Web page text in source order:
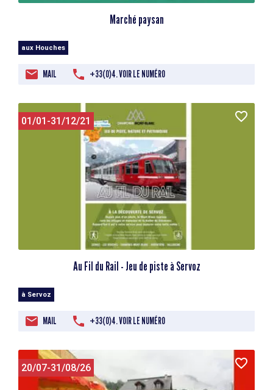
Marché paysan
aux Houches
MAIL +33(0)4. VOIR LE NUMÉRO
01/01-31/12/21
Au Fil du Rail - Jeu de piste à Servoz
à Servoz
MAIL +33(0)4. VOIR LE NUMÉRO
20/07-31/08/26